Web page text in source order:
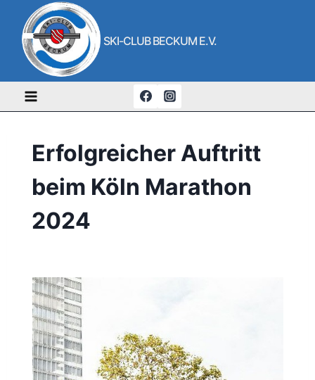
Inhalt
springen
SKI-CLUB BECKUM E.V.
Erfolgreicher Auftritt
beim Köln Marathon
2024